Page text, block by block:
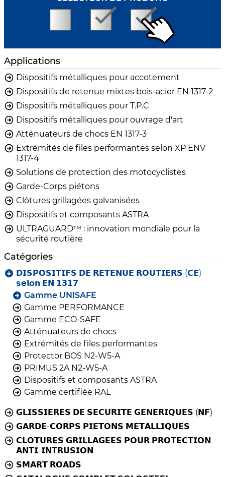
Applications
Dispositifs métalliques pour accotement
Dispositifs de retenue mixtes bois-acier EN 1317-2
Dispositifs métalliques pour T.P.C
Dispositifs métalliques pour ouvrage d'art
Atténuateurs de chocs EN 1317-3
Extrémités de files performantes selon XP ENV
1317-4
Solutions de protection des motocyclistes
Garde-Corps piétons
Clôtures grillagées galvanisées
Dispositifs et composants ASTRA
ULTRAGUARD™ : innovation mondiale pour la
sécurité routière
Catégories
𝗗𝗜𝗦𝗣𝗢𝗦𝗜𝗧𝗜𝗙𝗦 𝗗𝗘 𝗥𝗘𝗧𝗘𝗡𝗨𝗘 𝗥𝗢𝗨𝗧𝗜𝗘𝗥𝗦 (𝗖𝗘)
𝘀𝗲𝗹𝗼𝗻 𝗘𝗡 𝟭𝟯𝟭𝟳
Gamme UNISAFE
Gamme PERFORMANCE
Gamme ECO-SAFE
Atténuateurs de chocs
Extrémités de files performantes
Protector BOS N2-W5-A
PRIMUS 2A N2-W5-A
Dispositifs et composants ASTRA
Gamme certifiée RAL
𝗚𝗟𝗜𝗦𝗦𝗜𝗘𝗥𝗘𝗦 𝗗𝗘 𝗦𝗘𝗖𝗨𝗥𝗜𝗧𝗘 𝗚𝗘𝗡𝗘𝗥𝗜𝗤𝗨𝗘𝗦 (𝗡𝗙)
𝗚𝗔𝗥𝗗𝗘-𝗖𝗢𝗥𝗣𝗦 𝗣𝗜𝗘𝗧𝗢𝗡𝗦 𝗠𝗘𝗧𝗔𝗟𝗟𝗜𝗤𝗨𝗘𝗦
𝗖𝗟𝗢𝗧𝗨𝗥𝗘𝗦 𝗚𝗥𝗜𝗟𝗟𝗔𝗚𝗘𝗘𝗦 𝗣𝗢𝗨𝗥 𝗣𝗥𝗢𝗧𝗘𝗖𝗧𝗜𝗢𝗡
𝗔𝗡𝗧𝗜-𝗜𝗡𝗧𝗥𝗨𝗦𝗜𝗢𝗡
𝗦𝗠𝗔𝗥𝗧 𝗥𝗢𝗔𝗗𝗦